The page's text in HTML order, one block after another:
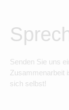
Senden Sie uns
Zusammenarbeit
sich selbst!